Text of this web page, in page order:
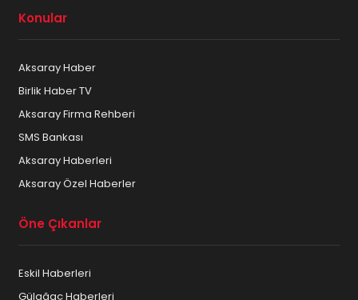
Konular
Aksaray Haber
Birlik Haber TV
Aksaray Firma Rehberi
SMS Bankası
Aksaray Haberleri
Aksaray Özel Haberler
Öne Çıkanlar
Eskil Haberleri
Gülağaç Haberleri